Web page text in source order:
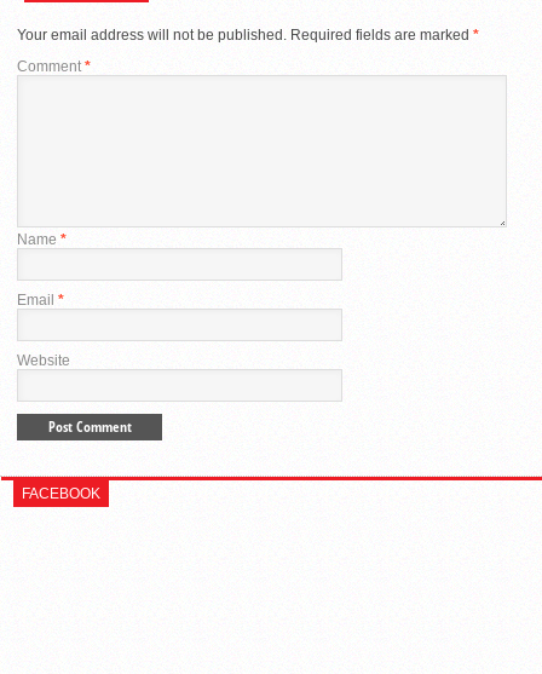
Your email address will not be published. Required fields are marked *
Comment*
Name *
Email *
Website
FACEBOOK